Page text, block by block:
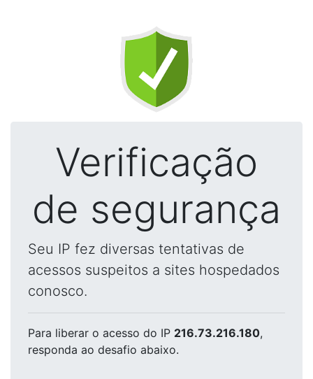
Verificação
de segurança
Seu IP fez diversas tentativas de
acessos suspeitos a sites hospedados
conosco.
Para liberar o acesso do IP 216.73.216.180,
responda ao desafio abaixo.